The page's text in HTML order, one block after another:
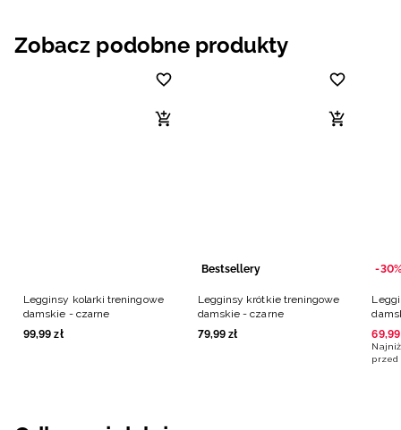
Zobacz podobne produkty
Legginsy kolarki treningowe
damskie - czarne
99,99 zł
Bestsellery
Legginsy krótkie treningowe
damskie - czarne
79,99 zł
-30%
69,99
przed